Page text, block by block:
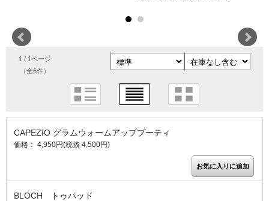
1 / 1ページ
（全6件）
CAPEZIO グラムウォームアップブーティ
価格： 4,950円(税抜 4,500円)
BLOCH トゥパッド